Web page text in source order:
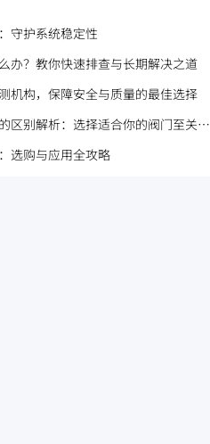
守护系统稳定性
办？教你快速排查与长期解决之道
机构，保障安全与质量的最佳选择
区别解析：选择适合你的阀门至关重
选购与应用全攻略